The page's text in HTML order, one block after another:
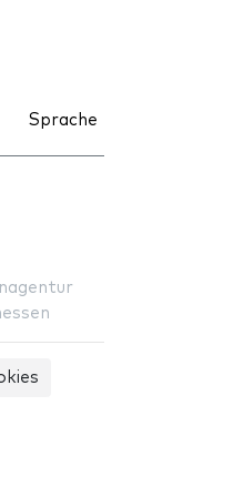
Sprache